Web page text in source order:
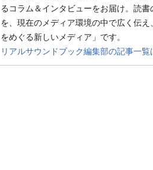
るコラム＆インタビューをお届け。読
を、現在のメディア環境の中で広く伝
をめぐる新しいメディア」です。
リアルサウンドブック編集部の記事一覧